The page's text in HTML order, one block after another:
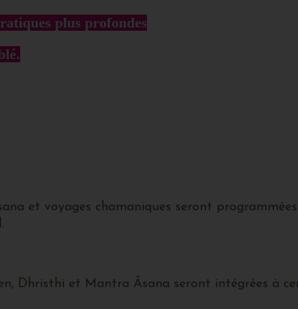
plus profondes
et voyages chamaniques seront programmées
et Mantra Āsana seront intégrées à